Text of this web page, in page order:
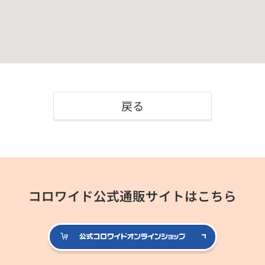
戻る
コロワイド公式通販サイトはこちら
公式コロ